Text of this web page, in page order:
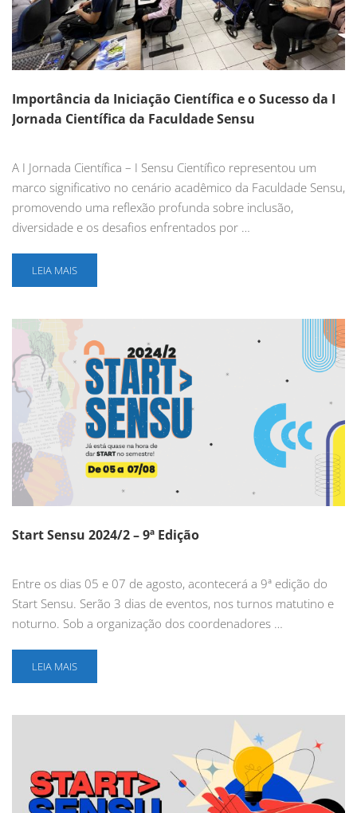
Importância da Iniciação Científica e o Sucesso da I
Jornada Científica da Faculdade Sensu
A I Jornada Científica – I Sensu Científico representou um
marco significativo no cenário acadêmico da Faculdade Sensu,
promovendo uma reflexão profunda sobre inclusão,
diversidade e os desafios enfrentados por …
LEIA MAIS
Start Sensu 2024/2 – 9ª Edição
Entre os dias 05 e 07 de agosto, acontecerá a 9ª edição do
Start Sensu. Serão 3 dias de eventos, nos turnos matutino e
noturno. Sob a organização dos coordenadores …
LEIA MAIS